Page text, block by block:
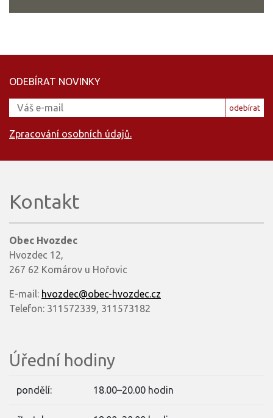
ODEBÍRAT NOVINKY
odebírat
Zpracování osobních údajů.
Kontakt
Obec Hvozdec
Hvozdec 12,
267 62 Komárov u Hořovic
E-mail: hvozdec@obec-hvozdec.cz
Telefon: 311572339, 311573182
Úřední hodiny
pondělí: 18.00–20.00 hodin